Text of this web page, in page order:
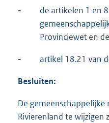
-
de artikelen 1 en
Provinciewet en
- artikel 18.21 van
Besluiten:
De
Rivierenland te wijzigen